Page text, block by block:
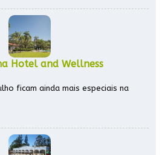
Hotel and Wellness
ficam ainda mais especiais na